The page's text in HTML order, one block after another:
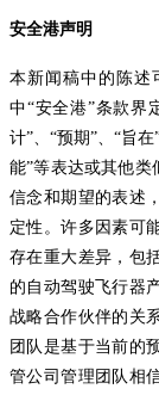
安全港声明
本新闻稿中的陈述
中“安全港”条款界
计”、“预期”、“旨
能”等表达或其他类
信念和期望的表述
定性。许多因素可
存在重大差异，包
的自动驾驶飞行器
战略合作伙伴的关
团队是基于当前的
管公司管理团队相